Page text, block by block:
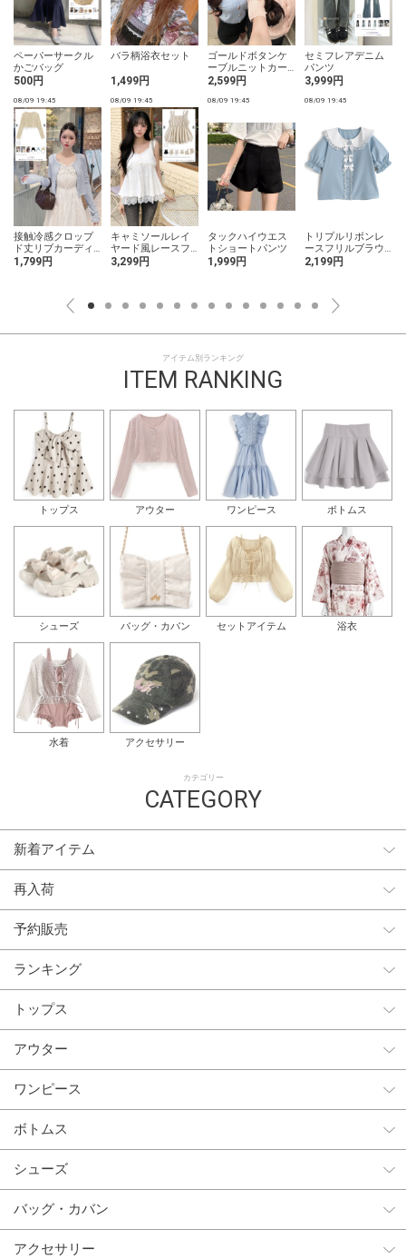
ペーパーサークル
かごバッグ
500円
バラ柄浴衣セット
1,499円
ゴールドボタンケ
ーブルニットカー
ディガン
2,599円
セミフレアデニム
パンツ
3,999円
08/09 19:45
接触冷感クロップ
ド丈リブカーディ
ガン
1,799円
08/09 19:45
キャミソールレイ
ヤード風レースフ
レアトップス
3,299円
08/09 19:45
タックハイウエス
トショートパンツ
1,999円
08/09 19:45
トリプルリボンレ
ースフリルブラウ
ス
2,199円
アイテム別ランキング
ITEM RANKING
トップス アウター ワンピース ボトムス
シューズ バッグ・カバン セットアイテム 浴衣
水着 アクセサリー
カテゴリー
CATEGORY
新着アイテム
再入荷
予約販売
ランキング
トップス
アウター
ワンピース
ボトムス
シューズ
バッグ・カバン
アクセサリー